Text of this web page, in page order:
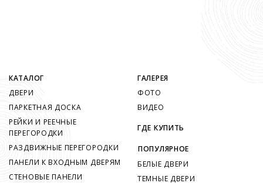
КАТАЛОГ
ДВЕРИ
ПАРКЕТНАЯ ДОСКА
РЕЙКИ И РЕЕЧНЫЕ
ПЕРЕГОРОДКИ
РАЗДВИЖНЫЕ ПЕРЕГОРОДКИ
ПАНЕЛИ К ВХОДНЫМ ДВЕРЯМ
СТЕНОВЫЕ ПАНЕЛИ
ГАЛЕРЕЯ
ФОТО
ВИДЕО
ГДЕ КУПИТЬ
ПОПУЛЯРНОЕ
БЕЛЫЕ ДВЕРИ
ТЕМНЫЕ ДВЕРИ